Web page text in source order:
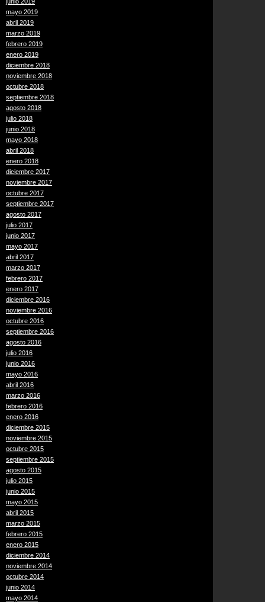
mayo 2019
abril 2019
marzo 2019
febrero 2019
enero 2019
diciembre 2018
noviembre 2018
octubre 2018
septiembre 2018
agosto 2018
julio 2018
junio 2018
mayo 2018
abril 2018
enero 2018
diciembre 2017
noviembre 2017
octubre 2017
septiembre 2017
agosto 2017
julio 2017
junio 2017
mayo 2017
abril 2017
marzo 2017
febrero 2017
enero 2017
diciembre 2016
noviembre 2016
octubre 2016
septiembre 2016
agosto 2016
julio 2016
junio 2016
mayo 2016
abril 2016
marzo 2016
febrero 2016
enero 2016
diciembre 2015
noviembre 2015
octubre 2015
septiembre 2015
agosto 2015
julio 2015
junio 2015
mayo 2015
abril 2015
marzo 2015
febrero 2015
enero 2015
diciembre 2014
noviembre 2014
octubre 2014
junio 2014
mayo 2014